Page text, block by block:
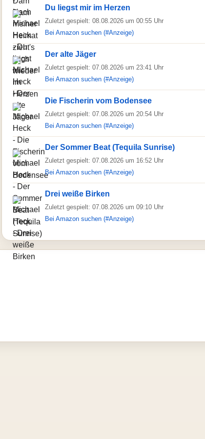
Du liegst mir im Herzen
Zuletzt gespielt: 08.08.2026 um 00:55 Uhr
Bei Amazon suchen (#Anzeige)
Der alte Jäger
Zuletzt gespielt: 07.08.2026 um 23:41 Uhr
Bei Amazon suchen (#Anzeige)
Die Fischerin vom Bodensee
Zuletzt gespielt: 07.08.2026 um 20:54 Uhr
Bei Amazon suchen (#Anzeige)
Der Sommer Beat (Tequila Sunrise)
Zuletzt gespielt: 07.08.2026 um 16:52 Uhr
Bei Amazon suchen (#Anzeige)
Drei weiße Birken
Zuletzt gespielt: 07.08.2026 um 09:10 Uhr
Bei Amazon suchen (#Anzeige)